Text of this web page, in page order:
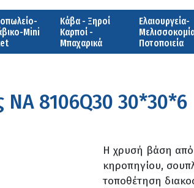
Mini
Κάβα - Ξηροί
Καρποί -
Μπαχαρικά
Ελαιουργεία-
Ποτοποιεία
ΝΑ 8106Q30 30*30*6
Η χρυσή βάση από
κηροπηγίου,
τοποθέτηση